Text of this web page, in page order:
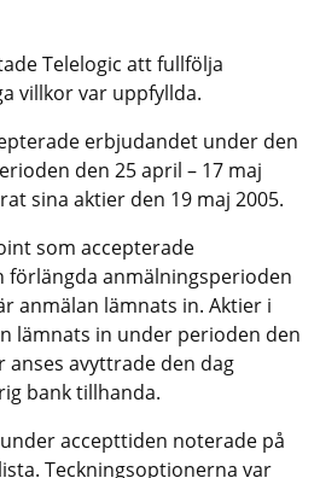
Telelogic att fullfölja
villkor var uppfyllda.
erbjudandet under den
den 25 april – 17 maj
sina aktier den 19 maj 2005.
som accepterade
anmälningsperioden
anmälan lämnats in. Aktier i
lämnats in under perioden den
anses avyttrade den dag
bank tillhanda.
accepttiden noterade på
Teckningsoptionerna var